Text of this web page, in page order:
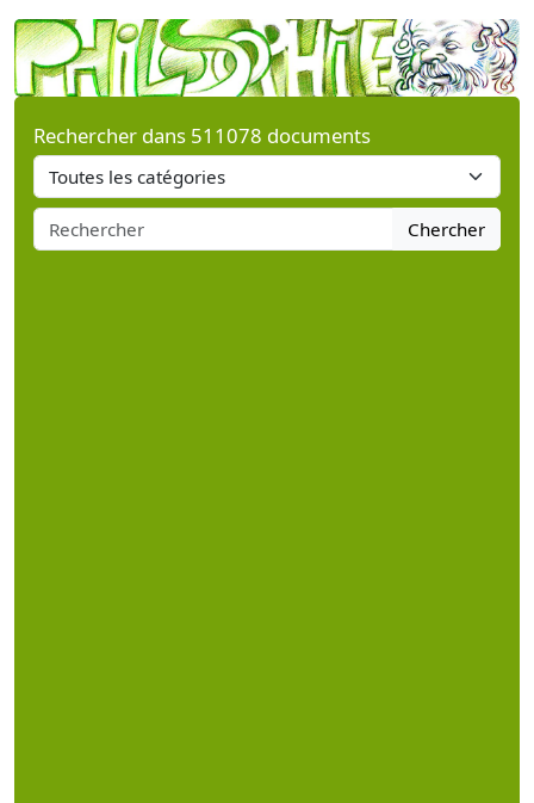
Rechercher dans 511078 documents
Chercher